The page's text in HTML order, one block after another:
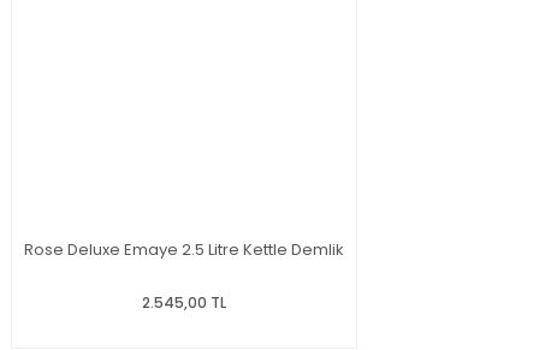
Rose Deluxe Emaye 2.5 Litre Kettle Demlik
2.545,00 TL